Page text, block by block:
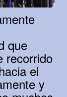
que
recorrido
el
y